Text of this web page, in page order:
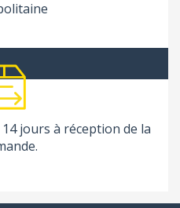
jours à réception de la